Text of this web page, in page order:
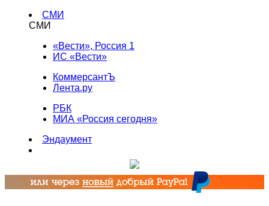
СМИ
СМИ
«Вести», Россия 1
ИС «Вести»
КоммерсантЪ
Лента.ру
РБК
МИА «Россия сегодня»
Эндаумент